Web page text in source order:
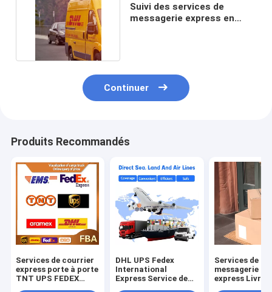
Suivi des services de
messagerie express en
Continuer
Produits Recommandés
Services de courrier
express porte à porte
TNT UPS FEDEX
DHL UPS Fedex
International
Express Service de
Services de
messagerie
express